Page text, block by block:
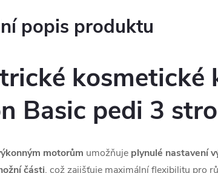
popis produktu
kosmetické
Basic pedi 3
motorům umožňuje plynulé nastavení
části, což zajišťuje maximální flexibilitu pro